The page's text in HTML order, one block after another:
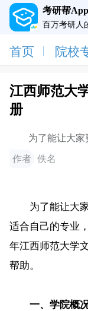
考研帮App
百万考研人
首页 院校
江西师范大
册
为了能让大家更
适合自己的专业
年江西师
作者 佚名
为了能让大家
适合自己的专业
年江西师范大学
帮助。
一、学院概